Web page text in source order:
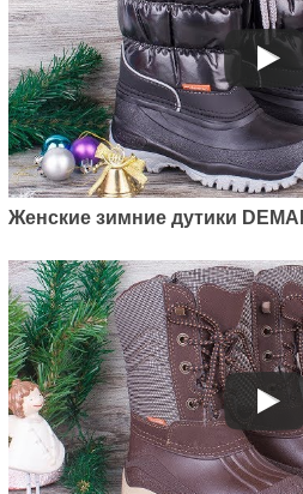
Женские зимние дутики